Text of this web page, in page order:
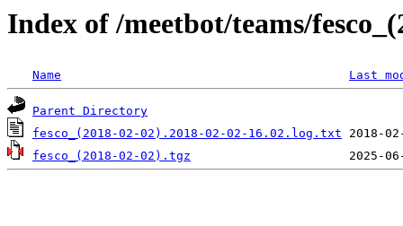
Index of /meetbot/teams/
Name Last
Parent Directory
fesco_(2018-02-02).2018-02-02-16.02.log.txt
fesco_(2018-02-02).tgz